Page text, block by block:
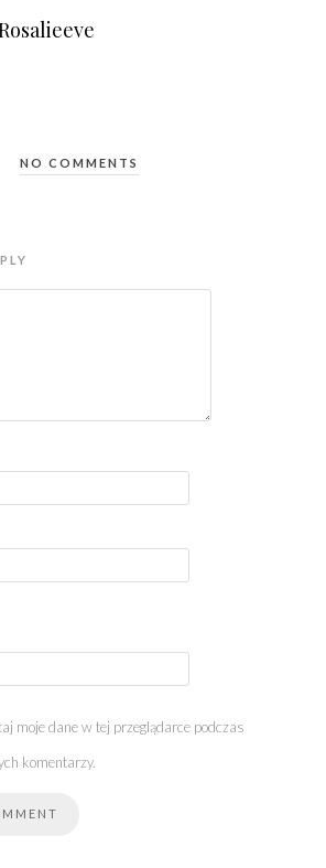
NO COMMENTS
moje dane w tej przeglądarce podczas
komentarzy.